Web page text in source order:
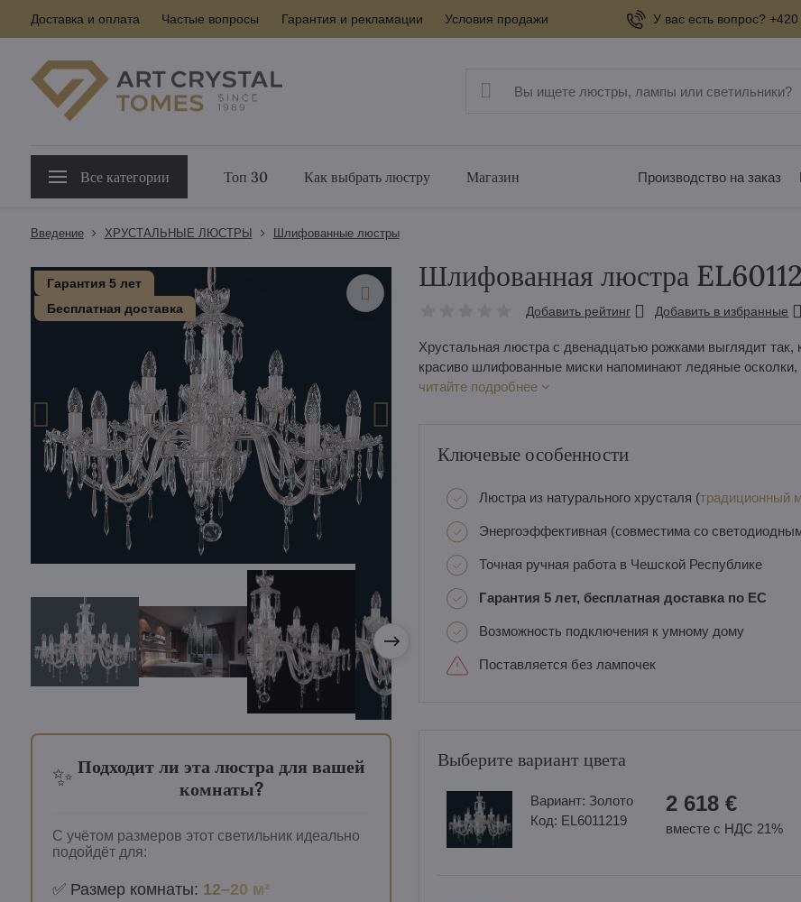
Доставка и оплата Частые вопросы Гарантия и рекламации Условия продажи У вас есть вопрос?
Все категории Топ 30 Как выбрать люстру Магазин Производство на заказ
Введение ХРУСТАЛЬНЫЕ ЛЮСТРЫ Шлифованные люстры
Гарантия 5 лет
Бесплатная доставка
✨ Подходит ли эта люстра для вашей
комнаты?
С учётом размеров этот светильник идеально
подойдёт для:
✅ Размер комнаты: 12–20 м²
Шлифованная люстра
Добавить рейтинг Добавить в избранные
Хрустальная люстра с двенадцатью рожками выглядит
красиво шлифованные миски напоминают ледяные
читайте подробнее
Ключевые особенности
Люстра из натурального хрусталя (традиционный
Энергоэффективная (совместима со
Точная ручная работа в Чешской Республике
Гарантия 5 лет, бесплатная доставка по ЕС
Возможность подключения к умному дому
Поставляется без лампочек
Выберите вариант цвета
Вариант: Золотo
Код: EL6011219
2 618 €
вместе с НДС 21%